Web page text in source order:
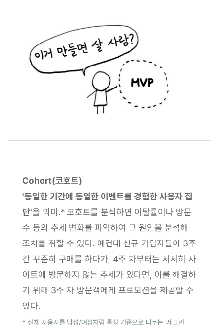
Cohort(코호트)
'동일한 기간에 동일한 이벤트를 경험한 사용자 집
단'을 의미.* 코호트를 분석하면 이탈률이나 방문
수 등의 추세 변화를 파악하여 그 원인을 분석해
조치를 취할 수 있다. 예컨대 신규 가입자들이 3주
간 꾸준히 구매를 하다가, 4주 차부터는 서서히 사
이트에 방문하지 않는 추세가 있다면, 이를 해결하
기 위해 3주 차 방문객에게 프로모션을 제공할 수
있다.
* 전체 사용자를 남성/여성처럼 특정 기준으로 나누는 '세그먼